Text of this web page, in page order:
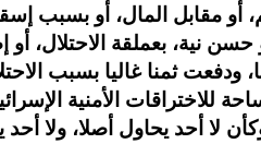
حسن نية، بعملقة الاحتلال،
ثمنا غاليا بسبب
للاختراقات الأمنية
لا أحد يحاول أصلا، ولا